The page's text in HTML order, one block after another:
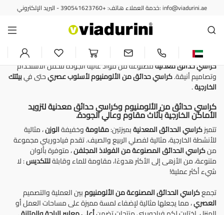
خدمة العملاء هاتف: +390541623760 - البريد الإلكتروني: info@viadurini.ae
كراسي الحديقة
كراسي حدائق معدنية وألمنيوم -
تصميم خارجي عصري
كراسي حدائق معدنيةمصنوعة من مواد عالية الجودة لتحمل الاستخدام
وتصاميم أنيقة.كراسي حدائق من الألومنيوملأسلوب عصريحتى فيبيئتك
الخارجية.
كراسي حدائق من الألومنيوم وكراسي حدائق معدنية لتزويد
الأماكن الخارجية بأثاث مقاوم وعالي الجودة.
تتميزكراسي الحدائق المعدنيةبميزتين:مقاومةوخفيفةالوزن، مثالية
للأنشطة الخارجية، مثالية لفصلي الربيع والصيف. تقدم فيادوريني مجموعة
منكراسي الحدائق المصنوعة منالفولاذالمجلفن، متوفرة بألوان
متنوعة، من الأزهى إلى الأكثر هدوءًا، مقاومة للماء وقابلةللتكديس: لا
شيء أكثر عملية!
تجمعكراسي الحدائق المصنوعة من الألومنيومبين العملية والتصميم
العصري، مما يجعلها مثالية لإضفاء لمسة مميزة على مساحات العمل أو